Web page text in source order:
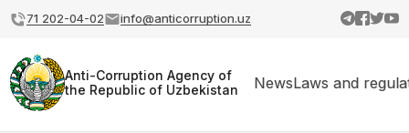
71 202-04-02 info@anticorruption.uz
Anti-Corruption Agency of
the Republic of Uzbekistan
NewsLaws and